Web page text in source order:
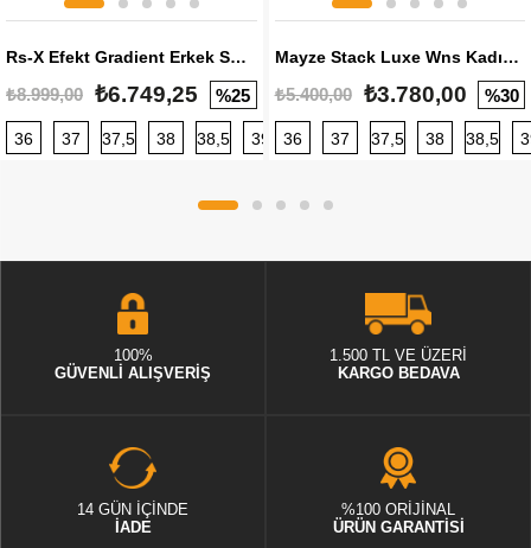
Rs-X Efekt Gradient Erkek Sneaker
₺8.999,00 ₺6.749,25 %25
36 37 37,5 38 38,5 39 40 40,5 41 42 42,5
Mayze Stack Luxe Wns Kadın Sneaker
₺5.400,00 ₺3.780,00 %30
36 37 37,5 38 38,5
100%
GÜVENLİ ALIŞVERİŞ
1.500 TL VE ÜZERİ
KARGO BEDAVA
14 GÜN İÇİNDE
İADE
%100 ORİJİNAL
ÜRÜN GARANTİSİ